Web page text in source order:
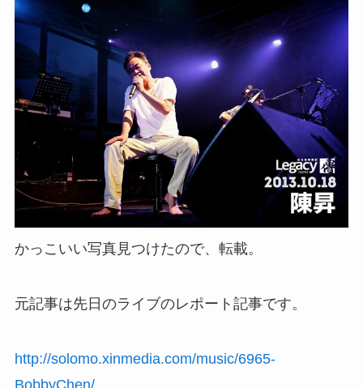
かっこいい写真見つけたので、転載。
元記事は先日のライブのレポート記事です。
http://solomo.xinmedia.com/music/6965-